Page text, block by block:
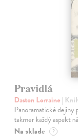
Pravidlá
Daston Lorraine |
Panoramatické dejiny
takmer každý aspekt
Na sklade ?